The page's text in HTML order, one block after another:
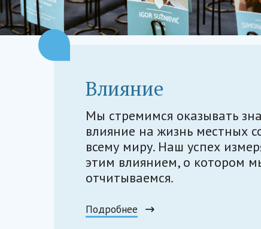
Влияние
Мы стремимся оказывать
влияние на жизнь местных
всему миру. Наш успех
этим влиянием, о котором
отчитываемся.
Подробнее